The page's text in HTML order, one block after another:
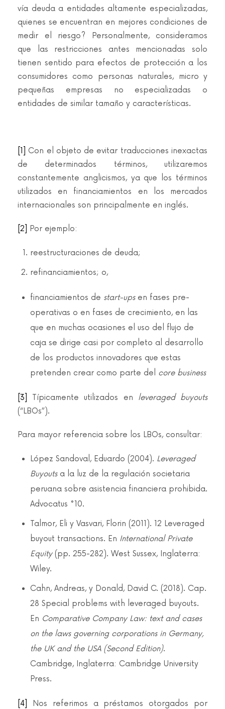
vía deuda a entidades altamente especializadas,
quienes se encuentran en mejores condiciones de
medir el riesgo? Personalmente, consideramos
que las restricciones antes mencionadas solo
tienen sentido para efectos de protección a los
consumidores como personas naturales, micro y
pequeñas empresas no especializadas o
entidades de similar tamaño y características.
[1]
Con el objeto de evitar traducciones inexactas
de determinados términos, utilizaremos
constantemente anglicismos, ya que los términos
utilizados en financiamientos en los mercados
internacionales son principalmente en inglés.
[2] Por ejemplo:
reestructuraciones de deuda;
refinanciamientos; o,
financiamientos de start-upsen fases pre-
operativas o en fases de crecimiento, en las
que en muchas ocasiones el uso del flujo de
caja se dirige casi por completo al desarrollo
de los productos innovadores que estas
pretenden crear como parte del core business
[3] Típicamente utilizados en leveraged buyouts
(“LBOs”).
Para mayor referencia sobre los LBOs, consultar:
López Sandoval, Eduardo (2004). Leveraged
Buyoutsa la luz de la regulación societaria
peruana sobre asistencia financiera prohibida.
Advocatus °10.
Talmor, Eli y Vasvari, Florin (2011). 12 Leveraged
buyout transactions. En International Private
Equity(pp. 255-282). West Sussex, Inglaterra:
Wiley.
Cahn, Andreas, y Donald, David C. (2018). Cap.
28 Special problems with leveraged buyouts.
En Comparative Company Law: text and cases
on the laws governing corporations in Germany,
the UK and the USA (Second Edition).
Cambridge, Inglaterra: Cambridge University
Press.
[4]
Nos referimos a préstamos otorgados por